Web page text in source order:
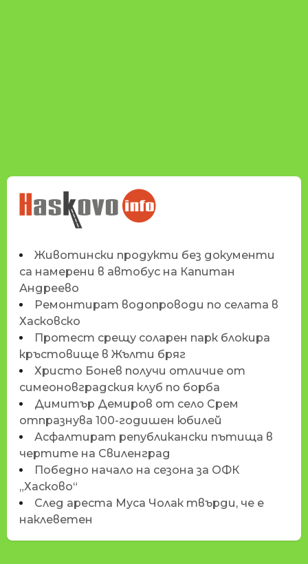
НОВИНИТЕ НА
HASKOVO.INFO
Животински продукти без документи
са намерени в автобус на Капитан
Андреево
Ремонтират водопроводи по селата в
Хасковско
Протест срещу соларен парк блокира
кръстовище в Жълти бряг
Христо Бонев получи отличие от
симеоновградския клуб по борба
Димитър Демиров от село Срем
отпразнува 100-годишен юбилей
Асфалтират републикански пътища в
чертите на Свиленград
Победно начало на сезона за ОФК
„Хасково“
След ареста Муса Чолак твърди, че е
наклеветен